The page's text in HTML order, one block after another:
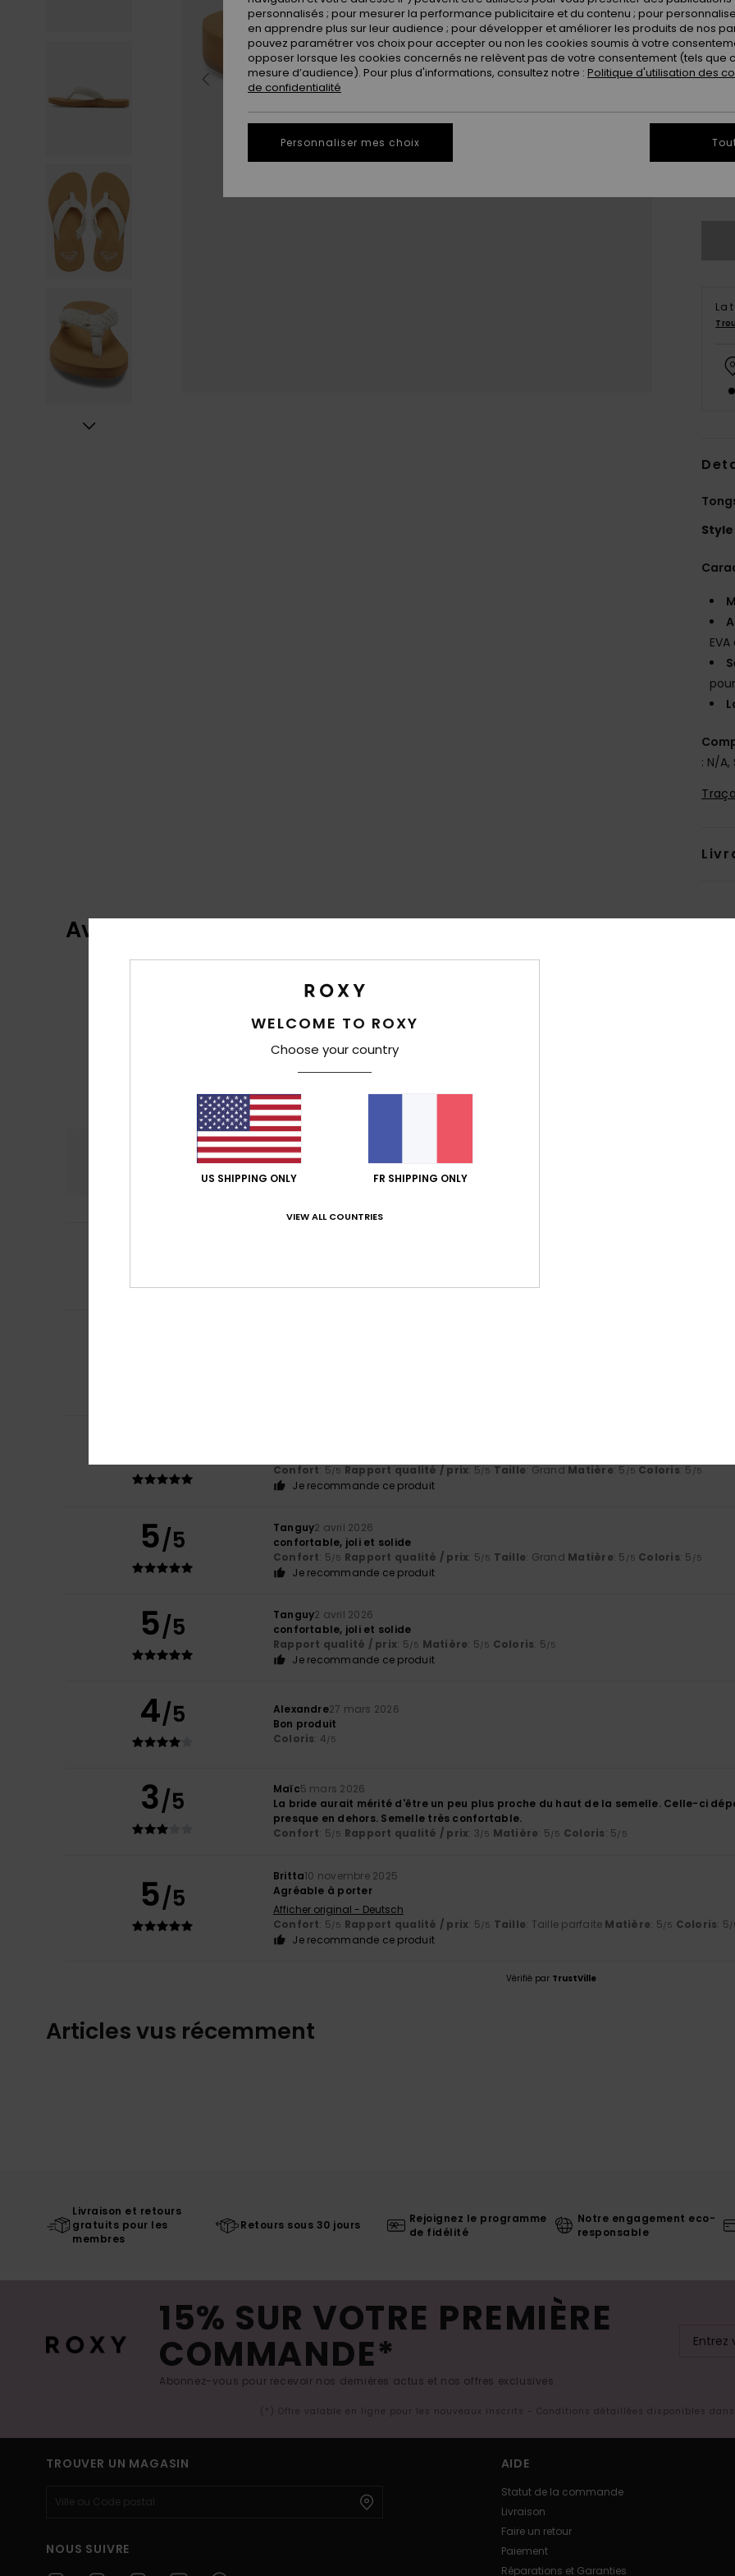
36
42
La
Style
: N/A,
Avis clients
basé sur
Confort
5.0
4.7
Je recommande ce produit
Confort: 5/5 Rapport qualité / prix: 5/5 Taille: Grand Matière: 5 /5 Coloris: 5 /5
Je recommande ce produit
5/5 Tanguy2 avril 2026
confortable, joli et solide
Confort: 5/5 Rapport qualité / prix: 5/5 Taille: Grand Matière: 5 /5 Coloris: 5 /5
Je recommande ce produit
5/5 Tanguy2 avril 2026
confortable, joli et solide
Rapport qualité / prix: 5/5 Matière: 5/5 Coloris: 5/5
Je recommande ce produit
4/5 Alexandre27 mars 2026
Bon produit
Coloris: 4/5
3/5 Maïc5 mars 2026
La bride aurait mérité d'être un peu plus proche du haut de la semelle. Celle-ci
presque en dehors. Semelle très confortable.
Confort: 5/5 Rapport qualité / prix: 3/5 Matière: 5/5 Coloris: 5/5
5/5
Britta10 novembre 2025
Agréable à porter
Afficher original - Deutsch
Confort: 5/5 Rapport qualité / prix: 5/5 Taille: Taille parfaite Matière: 5/5 Coloris: 5/
Je recommande ce produit
Vérifié par TrustVille
Articles vus récemment
Livraison et retours
gratuits pour les
membres
Retours sous 30 jours
Rejoignez le programme
de fidélité
Notre engagement eco-
responsable
15% SUR VOTRE PREMIÈRE
COMMANDE*
Abonnez-vous pour recevoir nos dernières actus et nos offres exclusives.
(*) Offre valable en ligne pour les nouveaux inscrits - Conditions détaillées disponibles
TROUVER UN MAGASIN
NOUS SUIVRE
AIDE
Statut de la commande
Livraison
Faire un retour
Paiement
Réparations et Garanties
WELCOME TO ROXY
Choose your country
US SHIPPING ONLY FR SHIPPING ONLY
VIEW ALL COUNTRIES
personnalisés ; pour mesurer la performance publicitaire et du contenu ; pour
en apprendre plus sur leur audience ; pour développer et améliorer les produits de nos
pouvez paramétrer vos choix pour accepter ou non les cookies soumis à votre
opposer lorsque les cookies concernés ne relèvent pas de votre consentement (tels que
mesure d’audience). Pour plus d'informations, consultez notre : Politique d'utilisation des
de confidentialité
Personnaliser mes choix